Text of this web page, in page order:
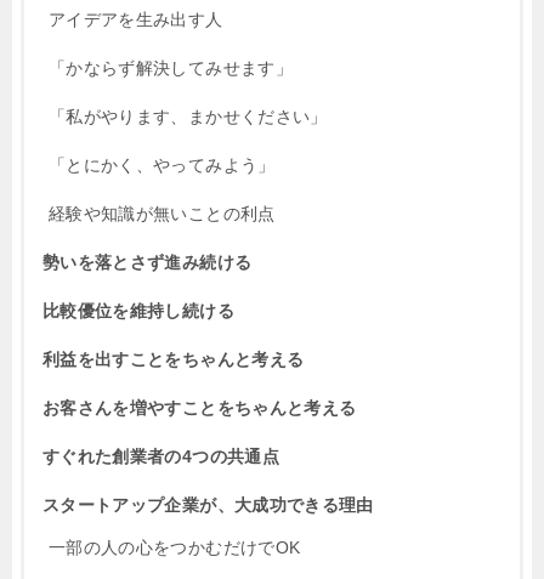
アイデアを生み出す人
「かならず解決してみせます」
「私がやります、まかせください」
「とにかく、やってみよう」
経験や知識が無いことの利点
勢いを落とさず進み続ける
比較優位を維持し続ける
利益を出すことをちゃんと考える
お客さんを増やすことをちゃんと考える
すぐれた創業者の4つの共通点
スタートアップ企業が、大成功できる理由
一部の人の心をつかむだけでOK